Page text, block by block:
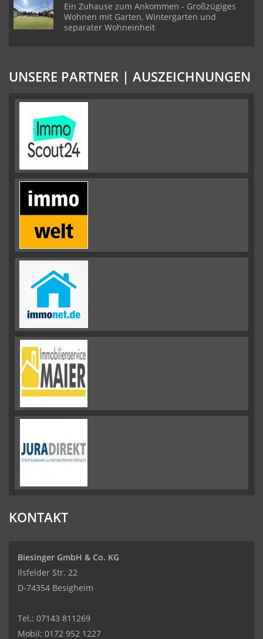
Ein Zuhause zum Ankommen - Großzügiges
Wohnen mit Garten, Wintergarten und
separater Wohneinheit
UNSERE PARTNER | AUSZEICHNUNGEN
KONTAKT
Biesinger GmbH & Co. KG
Ilsfelder Str. 22
D-74354 Besigheim
Tel.: 07143 811269
Mobil: 0172 952 1227